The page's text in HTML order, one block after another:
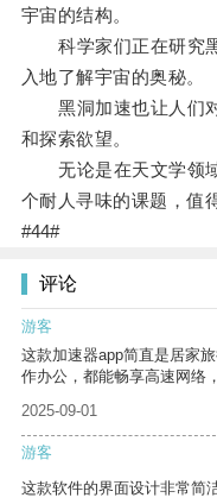
宇宙的结构。
科学家们正在研究黑
入地了解宇宙的奥秘。
黑洞加速也让人们对
和探索欲望。
无论是在天文学领域
个耐人寻味的课题，值
#44#
评论
游客
这款加速器app简直是居家
作办公，都能畅享高速网络
2025-09-01
游客
这款软件的界面设计非常简